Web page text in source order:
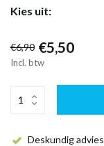
Kies uit:
€6,90 €5,50
Incl. btw
Deskundig advies